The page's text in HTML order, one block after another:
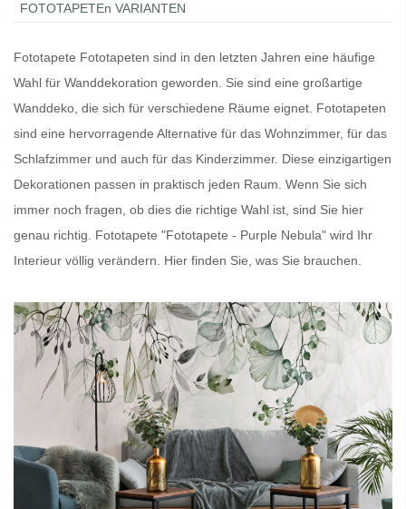
FOTOTAPETEn VARIANTEN
Fototapete Fototapeten sind in den letzten Jahren eine häufige
Wahl für Wanddekoration geworden. Sie sind eine großartige
Wanddeko, die sich für verschiedene Räume eignet. Fototapeten
sind eine hervorragende Alternative für das Wohnzimmer, für das
Schlafzimmer und auch für das Kinderzimmer. Diese einzigartigen
Dekorationen passen in praktisch jeden Raum. Wenn Sie sich
immer noch fragen, ob dies die richtige Wahl ist, sind Sie hier
genau richtig. Fototapete "Fototapete - Purple Nebula" wird Ihr
Interieur völlig verändern. Hier finden Sie, was Sie brauchen.